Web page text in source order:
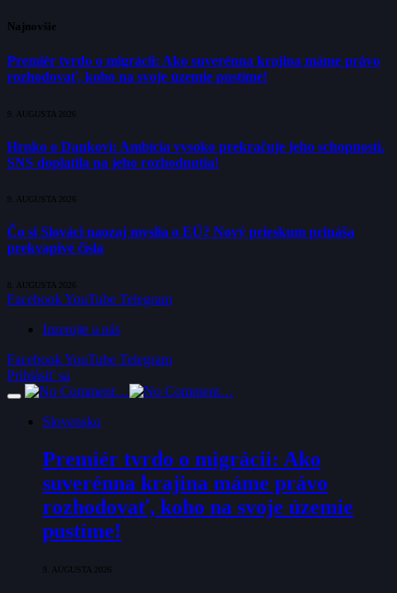
Najnovšie
Premiér tvrdo o migrácii: Ako suverénna krajina máme právo
rozhodovať, koho na svoje územie pustíme!
9. AUGUSTA 2026
Hrnko o Dankovi: Ambícia vysoko prekračuje jeho schopnosti.
SNS doplatila na jeho rozhodnutia!
9. AUGUSTA 2026
Čo si Slováci naozaj myslia o EÚ? Nový prieskum prináša
prekvapivé čísla
8. AUGUSTA 2026
FacebookYouTube Telegram
Inzerujte u nás
FacebookYouTube Telegram
Prihlásiť sa
Slovensko
Premiér tvrdo o migrácii: Ako
suverénna krajina máme právo
rozhodovať, koho na svoje územie
pustíme!
9. AUGUSTA 2026